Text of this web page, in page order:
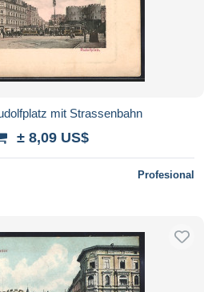
mit Strassenbahn
± 8,09 US$
Profesional